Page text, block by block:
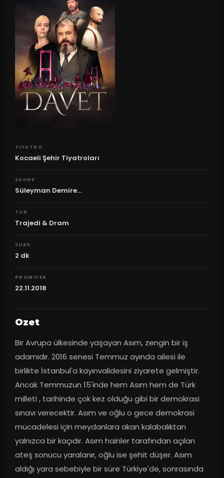
TIYATRO
Kocaeli Şehir Tiyatroları
SAHNE
Süleyman Demire...
TUR
Trajedi & Dram
SURE
2 dk
PROMIYER
22.11.2018
Ozet
Bir Avrupa ülkesinde yaşayan Asım, zengin bir iş
adamıdır. 2016 senesi Temmuz ayında ailesi ile
birlikte İstanbul'a kayınvalidesini ziyarete gelmiştir.
Ancak Temmuzun 15'inde hem Asım hem de Türk
milleti , tarihinde çok kez olduğu gibi bir demokrasi
sınavı verecektir. Asım ve oğlu o gece demokrasi
mücadelesi için meydanlara akan kalabalıktan
yalnızca bir kaçıdır. Asım hainler tarafından açılan
ateş sonucu yaralanır, oğlu ise şehit düşer. Asım
aldığı yara sebebiyle bir süre Türkiye'de, sonrasında